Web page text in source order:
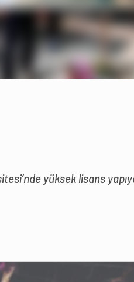
yüksek lisans